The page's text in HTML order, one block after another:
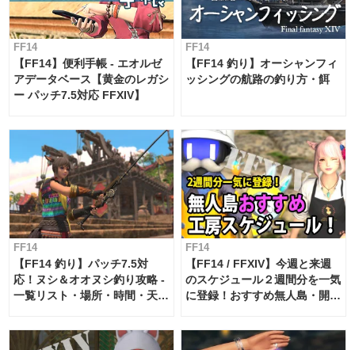
FF14
【FF14】便利手帳 - エオルゼ
アデータベース【黄金のレガシ
ー パッチ7.5対応 FFXIV】
FF14
【FF14 釣り】オーシャンフィ
ッシングの航路の釣り方・餌
FF14
【FF14 釣り】パッチ7.5対
応！ヌシ＆オオヌシ釣り攻略 -
一覧リスト・場所・時間・天
FF14
【FF14 / FFXIV】今週と来週
のスケジュール２週間分を一気
に登録！おすすめ無人島・開拓